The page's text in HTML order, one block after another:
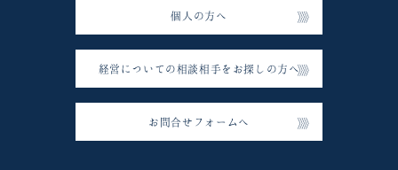
個人の方へ
経営についての相談相手をお探しの方へ
お問合せフォームへ